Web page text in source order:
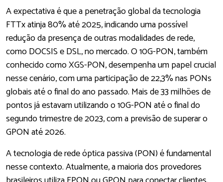
A expectativa é que a penetração global da tecnologia
FTTx atinja 80% até 2025, indicando uma possível
redução da presença de outras modalidades de rede,
como DOCSIS e DSL, no mercado. O 10G-PON, também
conhecido como XGS-PON, desempenha um papel crucial
nesse cenário, com uma participação de 22,3% nas PONs
globais até o final do ano passado. Mais de 33 milhões de
pontos já estavam utilizando o 10G-PON até o final do
segundo trimestre de 2023, com a previsão de superar o
GPON até 2026.
A tecnologia de rede óptica passiva (PON) é fundamental
nesse contexto. Atualmente, a maioria dos provedores